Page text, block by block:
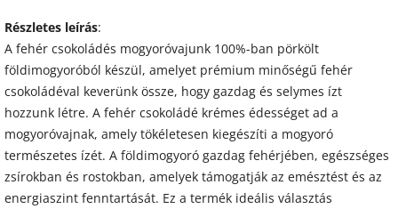
Részletes leírás:
A fehér csokoládés mogyoróvajunk 100%-ban pörkölt
földimogyoróból készül, amelyet prémium minőségű fehér
csokoládéval keverünk össze, hogy gazdag és selymes ízt
hozzunk létre. A fehér csokoládé krémes édességet ad a
mogyoróvajnak, amely tökéletesen kiegészíti a mogyoró
természetes ízét. A földimogyoró gazdag fehérjében, egészséges
zsírokban és rostokban, amelyek támogatják az emésztést és az
energiaszint fenntartását. Ez a termék ideális választás